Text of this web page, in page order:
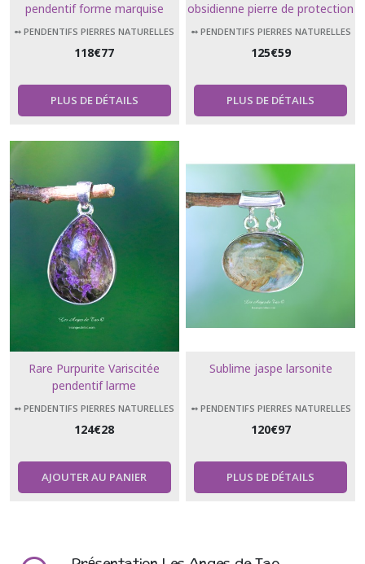
pendentif forme marquise
➻ PENDENTIFS PIERRES NATURELLES
118€77
PLUS DE DÉTAILS
obsidienne pierre de protection
➻ PENDENTIFS PIERRES NATURELLES
125€59
PLUS DE DÉTAILS
Rare Purpurite Variscitée
pendentif larme
➻ PENDENTIFS PIERRES NATURELLES
124€28
AJOUTER AU PANIER
Sublime jaspe larsonite
➻ PENDENTIFS PIERRES NATURELLES
120€97
PLUS DE DÉTAILS